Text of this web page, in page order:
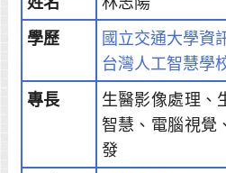
學歷
國立交通大學資
台灣人工智慧學
專長
生醫影像處理、
智慧、電腦視覺
發